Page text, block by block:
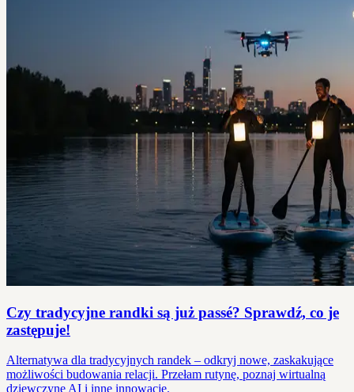
Czy tradycyjne randki są już passé? Sprawdź, co je
zastępuje!
Alternatywa dla tradycyjnych randek – odkryj nowe, zaskakujące
możliwości budowania relacji. Przełam rutynę, poznaj wirtualną
dziewczynę AI i inne innowacje.